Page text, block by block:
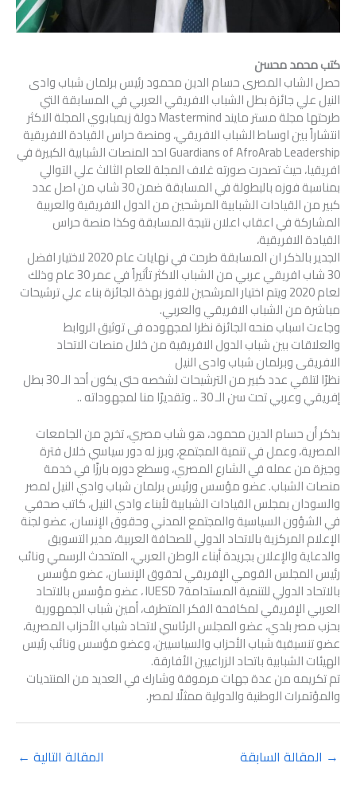
كتب محمد محسن
حصل الشاب المصرى حسام الدين محمود رئيس برلمان شباب وادى
النيل علي جائزة بطل الشباب الافريقي العربي في المسابقة التي
طرحتها مجلة مستر مايند Mastermind دولة زيمبابوي المجلة الاكثر
انتشاراً بين اوساط الشباب الافريقي، ومنصة حراس القيادة الافريقية
Guardians of AfroArab Leadership احد المنصات الشبابية الكبيرة في
افريقيا، حيث تصدرت صورته غلاف المجلة للعام الثالث علي التوالي
بمناسبة فوزه بالبطولة في المسابقة ضمن 30 شاب من اصل عدد
كبير من القيادات الشبابية المرشحين من الدول الافريقية والعربية
المشاركة في اعقاب اعلان نتيجة المسابقة وكذا منصة حراس
القيادة الافريقية،
الجدير بالذكر ان المسابقة طرحت في نهايات عام 2020 لاختيار افضل
30 شاب افريقي عربي من الشباب الاكثر تأثيراً في عمر 30 عام وذلك
لعام 2020 ويتم اختيار المرشحين للفوز بهذة الجائزة بناء علي ترشيحات
مباشرة من الشباب الافريقي والعربي.
وجاءت اسباب منحه الجائزة نظرا لمجهوده فى توثيق الروابط
والعلاقات بين شباب الدول الافريقية من خلال منصات الاتحاد
الافريقى وبرلمان شباب وادى النيل
نظرًا لتلقي عدد كبير من الترشيحات لشخصه حتى يكون أحد الـ 30 بطل
إفريقي وعربي تحت سن الـ 30 .. وتقديرًا منا لمجهوداته ..
بذكر أن حسام الدين محمود، هو شاب مصري، تخرج من الجامعات
المصرية، وعمل في تنمية المجتمع، وبرز له دور سياسي خلال فترة
وجيزة من عمله في الشارع المصري، وسطع دوره بارزًا في خدمة
منصات الشباب. عضو مؤسس ورئيس برلمان شباب وادي النيل لمصر
والسودان بمجلس القيادات الشبابية لأبناء وادي النيل، كاتب صحفي
في الشؤون السياسية والمجتمع المدني وحقوق الإنسان، عضو لجنة
الإعلام المركزية بالاتحاد الدولي للصحافة العربية، مدير التسويق
والدعاية والإعلان بجريدة أبناء الوطن العربي، المتحدث الرسمي ونائب
رئيس المجلس القومي الإفريقي لحقوق الإنسان، عضو مؤسس
بالاتحاد الدولي للتنمية المستدامةIUESD 7 ، عضو مؤسس بالاتحاد
العربي الإفريقي لمكافحة الفكر المتطرف، أمين شباب الجمهورية
بحزب مصر بلدي، عضو المجلس الرئاسي لاتحاد شباب الأحزاب المصرية،
عضو تنسيقية شباب الأحزاب والسياسيين، وعضو مؤسس ونائب رئيس
الهيئات الشبابية باتحاد الزراعيين الأفارقة.
تم تكريمه من عدة جهات مرموقة وشارك في العديد من المنتديات
والمؤتمرات الوطنية والدولية ممثلًا لمصر.
→ المقالة السابقة المقالة التالية ←